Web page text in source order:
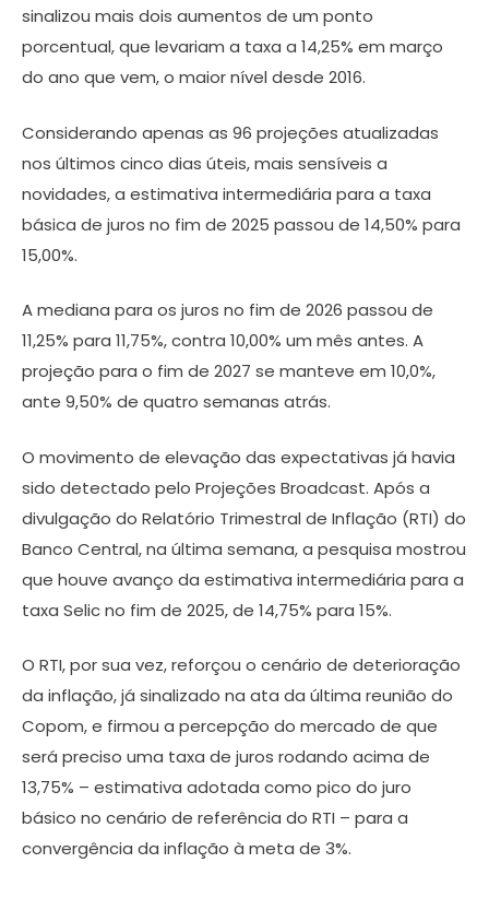
sinalizou mais dois aumentos de um ponto
porcentual, que levariam a taxa a 14,25% em março
do ano que vem, o maior nível desde 2016.
Considerando apenas as 96 projeções atualizadas
nos últimos cinco dias úteis, mais sensíveis a
novidades, a estimativa intermediária para a taxa
básica de juros no fim de 2025 passou de 14,50% para
15,00%.
A mediana para os juros no fim de 2026 passou de
11,25% para 11,75%, contra 10,00% um mês antes. A
projeção para o fim de 2027 se manteve em 10,0%,
ante 9,50% de quatro semanas atrás.
O movimento de elevação das expectativas já havia
sido detectado pelo Projeções Broadcast. Após a
divulgação do Relatório Trimestral de Inflação (RTI) do
Banco Central, na última semana, a pesquisa mostrou
que houve avanço da estimativa intermediária para a
taxa Selic no fim de 2025, de 14,75% para 15%.
O RTI, por sua vez, reforçou o cenário de deterioração
da inflação, já sinalizado na ata da última reunião do
Copom, e firmou a percepção do mercado de que
será preciso uma taxa de juros rodando acima de
13,75% – estimativa adotada como pico do juro
básico no cenário de referência do RTI – para a
convergência da inflação à meta de 3%.